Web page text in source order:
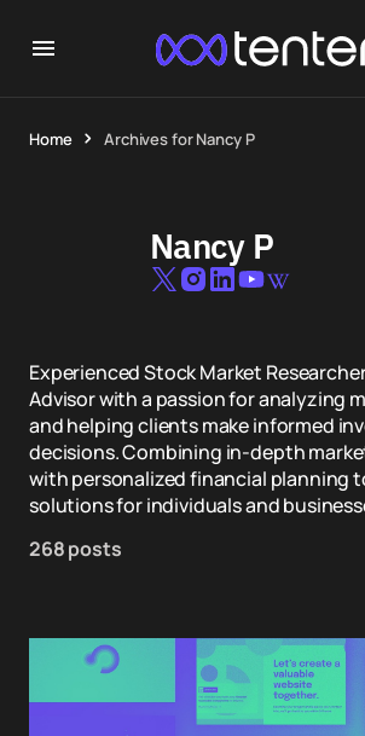
Home Archives for Nancy P
Nancy P
Experienced Stock Market
Advisor with a passion for analyzing
and helping clients make informed
decisions. Combining in-depth
with personalized financial planning
solutions for individuals and
268 posts